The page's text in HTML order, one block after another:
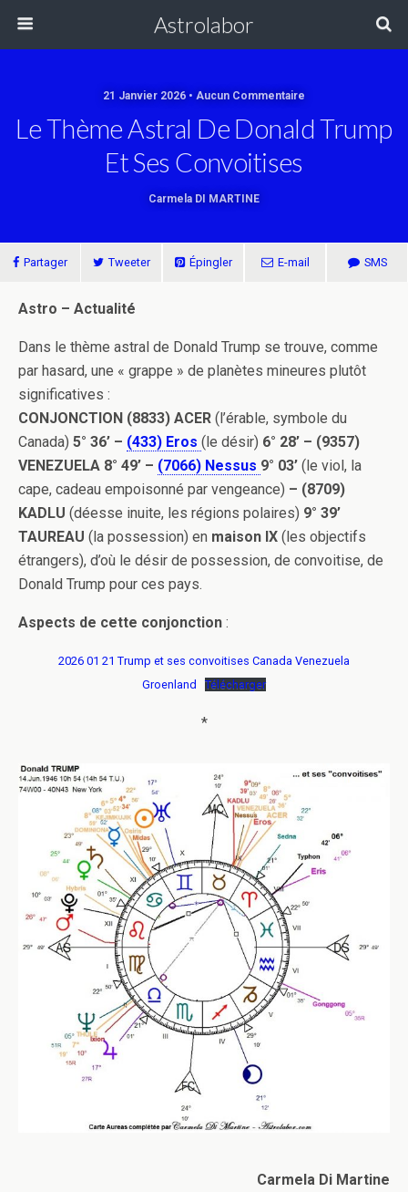
Astrolabor
21 Janvier 2026 • Aucun Commentaire
Le Thème Astral De Donald Trump
Et Ses Convoitises
Carmela DI MARTINE
Partager Tweeter Épingler E-mail SMS
Astro – Actualité
Dans le thème astral de Donald Trump se trouve, comme
par hasard, une « grappe » de planètes mineures plutôt
significatives :
CONJONCTION (8833) ACER (l’érable, symbole du
Canada) 5° 36’ – (433) Eros (le désir) 6° 28’ – (9357)
VENEZUELA 8° 49’ – (7066) Nessus 9° 03’ (le viol, la
cape, cadeau empoisonné par vengeance) – (8709)
KADLU (déesse inuite, les régions polaires) 9° 39’
TAUREAU (la possession) en maison IX (les objectifs
étrangers), d’où le désir de possession, de convoitise, de
Donald Trump pour ces pays.
Aspects de cette conjonction :
2026 01 21 Trump et ses convoitises Canada Venezuela
Groenland
Télécharger
*
Carmela Di Martine